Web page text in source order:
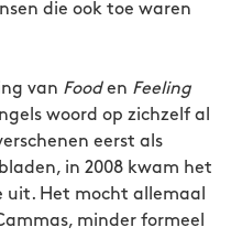
die ook toe waren
van Fooden Feeling
woord op zichzelf al
eerst als
in 2008 kwam het
uit. Het mocht allemaal
minder formeel